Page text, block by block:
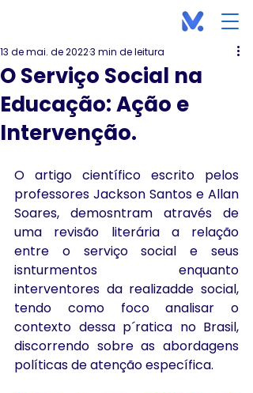
O Serviço Social na
Educação: Ação e
Intervenção.
13 de mai. de 20223 min de leitura
O artigo científico escrito pelos
professores Jackson Santos e Allan
Soares, demosntram através de
uma revisão literária a relação
entre o serviço social e seus
isnturmentos enquanto
interventores da realizadde social,
tendo como foco analisar o
contexto dessa p´ratica no Brasil,
discorrendo sobre as abordagens
políticas de atenção específica.